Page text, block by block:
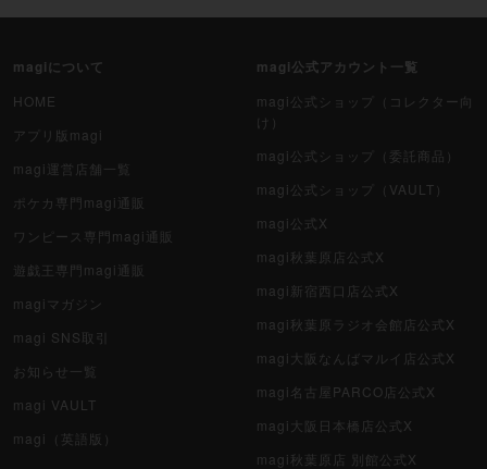
magiについて
HOME
アプリ版magi
magi運営店舗一覧
ポケカ専門magi通販
ワンピース専門magi通販
遊戯王専門magi通販
magiマガジン
magi SNS取引
お知らせ一覧
magi VAULT
magi（英語版）
magi公式アカウント一覧
magi公式ショップ（コレクター向
け）
magi公式ショップ（委託商品）
magi公式ショップ（VAULT）
magi公式X
magi秋葉原店公式X
magi新宿西口店公式X
magi秋葉原ラジオ会館店公式X
magi大阪なんばマルイ店公式X
magi名古屋PARCO店公式X
magi大阪日本橋店公式X
magi秋葉原店 別館公式X